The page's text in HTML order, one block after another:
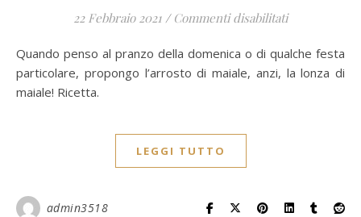
22 Febbraio 2021 / Commenti disabilitatisu Ricetta
Quando penso al pranzo della domenica o di qualche festa
particolare, propongo l’arrosto di maiale, anzi, la lonza di
maiale! Ricetta.
LEGGI TUTTO
admin3518